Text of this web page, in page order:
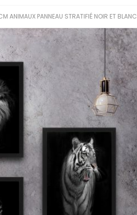
ANIMAUX PANNEAU STRATIFIÉ NOIR ET BLANC